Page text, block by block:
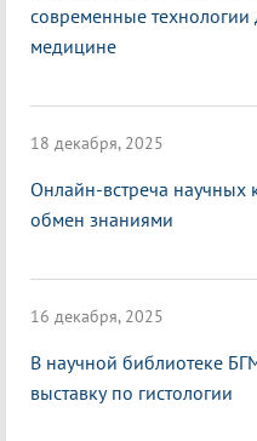
современные технологии
медицине
18 декабря, 2025
Онлайн-встреча
обмен знаниями
16 декабря, 2025
В научной библиотеке
выставку по гистологии